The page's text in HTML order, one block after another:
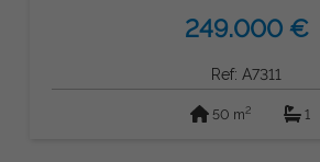
249.000 €
Ref: A7311
50 m2 1